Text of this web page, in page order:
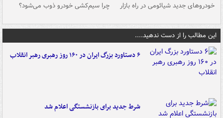
خودروهای جدید شیائومی در راه بازار چرا سیم‌کشی خودرو ذوب می‌شود؟
این مطالب را از دست ندهید....
۶ دستاورد بزرگ ایران در ۱۶۰ روز رهبری رهبر انقلاب
شرط جدید برای بازنشستگی اعلام شد